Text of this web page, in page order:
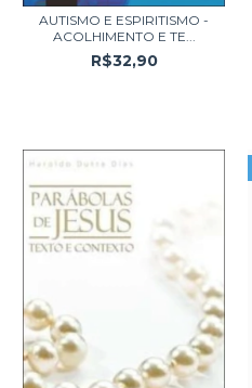
AUTISMO E ESPIRITISMO -
ACOLHIMENTO E TE...
R$32,90